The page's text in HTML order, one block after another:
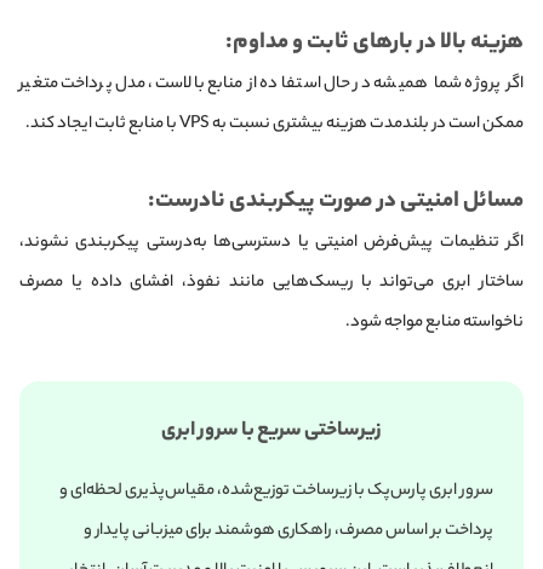
هزینه بالا در بارهای ثابت و مداوم:
اگر پروژه شما همیشه در حال استفاده از منابع بالاست، مدل پرداخت متغیر
ممکن است در بلندمدت هزینه بیشتری نسبت به VPS با منابع ثابت ایجاد کند.
مسائل امنیتی در صورت پیکربندی نادرست:
اگر تنظیمات پیش‌فرض امنیتی یا دسترسی‌ها به‌درستی پیکربندی نشوند،
ساختار ابری می‌تواند با ریسک‌هایی مانند نفوذ، افشای داده یا مصرف
ناخواسته منابع مواجه شود.
زیرساختی سریع با سرور ابری
سرور ابری پارس‌پک با زیرساخت توزیع‌شده، مقیاس‌پذیری لحظه‌ای و
پرداخت بر اساس مصرف، راهکاری هوشمند برای میزبانی پایدار و